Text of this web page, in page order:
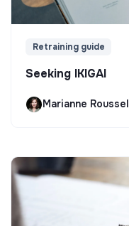
Retraining guide
Seeking IKIGAI
Marianne Roussel